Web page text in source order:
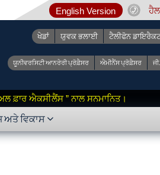
English Version
ਖੇਡਾਂ ਯੁਵਕ ਭਲਾਈ ਟੈਲੀਫੋਨ
ਯੂਨੀਵਰਸਿਟੀ ਆਨਰੇਰੀ ਪ੍ਰੋਫ਼ੈਸਰ ਐਮੀਨੈਂਸ ਪ੍ਰੋਫ਼ੈਸਰ
ਫ਼ਾਰ ਐਕਸੀਲੈਂਸ ” ਨਾਲ ਸਨਮਾਨਿਤ।
ਅਤੇ ਵਿਕਾਸ